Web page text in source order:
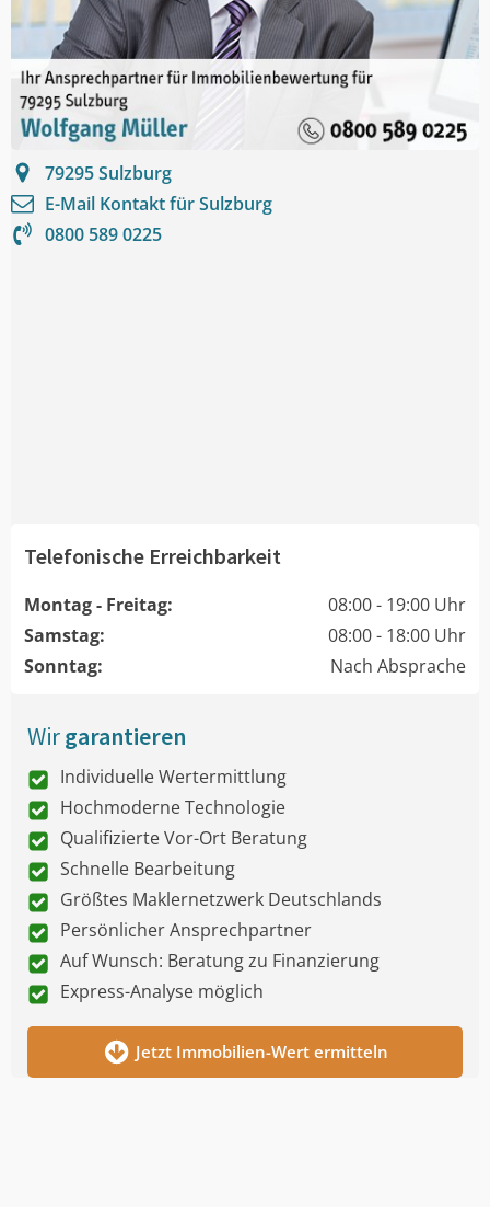
79295Sulzburg
E-Mail Kontakt fürSulzburg
0800 589 0225
Telefonische Erreichbarkeit
Montag - Freitag:
08:00 - 19:00 Uhr
Samstag:
08:00 - 18:00 Uhr
Sonntag:
Nach Absprache
Wirgarantieren
Individuelle Wertermittlung
Hochmoderne Technologie
Qualifizierte Vor-Ort Beratung
Schnelle Bearbeitung
Größtes Maklernetzwerk Deutschlands
Persönlicher Ansprechpartner
Auf Wunsch: Beratung zu Finanzierung
Express-Analyse möglich
Jetzt Immobilien-Wert ermitteln